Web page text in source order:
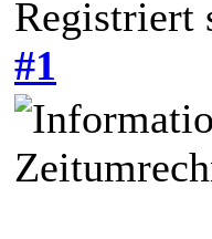
Registriert
#1